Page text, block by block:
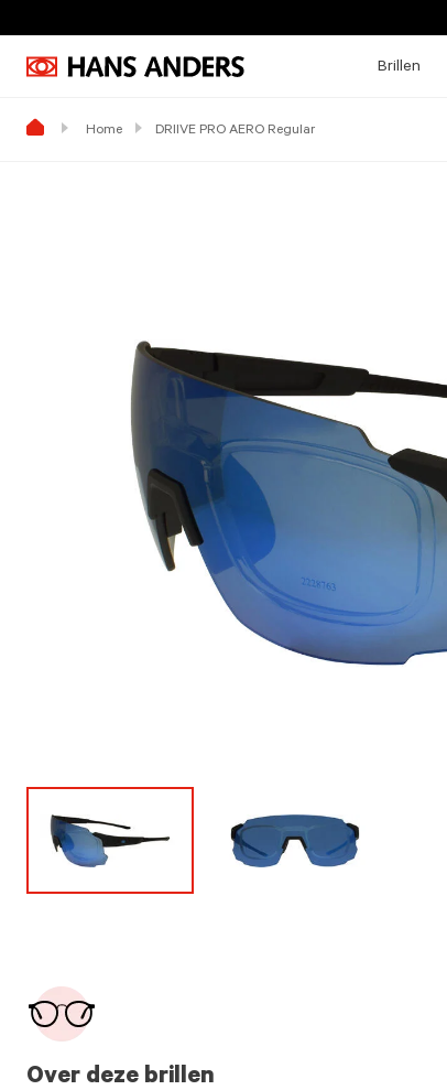
Brillen
Home DRIIVE PRO AERO Regular
Over deze brillen